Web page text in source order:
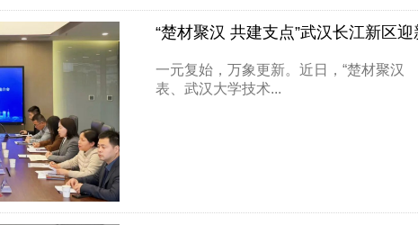
“楚材聚汉 共建支点”武汉长江新区
一元复始，万象更新。近日，“楚材聚汉
表、武汉大学技术...